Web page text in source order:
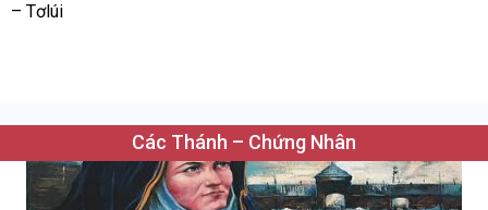
– Tơlúi
Các Thánh – Chứng Nhân